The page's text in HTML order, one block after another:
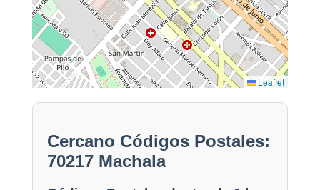
Leaflet
Cercano Códigos Postales:
70217 Machala